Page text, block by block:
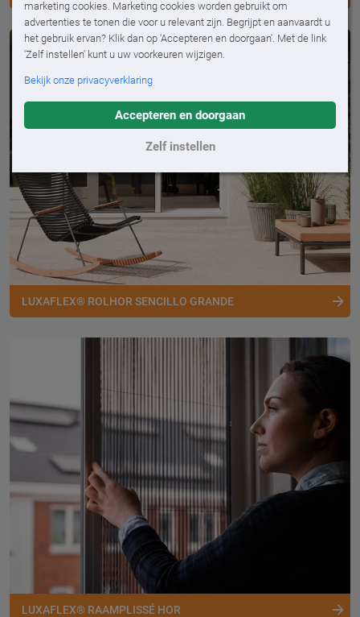
marketing cookies. Marketing cookies worden gebruikt om
advertenties te tonen die voor u relevant zijn. Begrijpt en aanvaardt u
het gebruik ervan? Klik dan op 'Accepteren en doorgaan'. Met de link
'Zelf instellen' kunt u uw voorkeuren wijzigen.
Bekijk onze privacyverklaring
Accepteren en doorgaan
Zelf instellen
LUXAFLEX® ROLHOR SENCILLO GRANDE
LUXAFLEX® RAAMPLISSÉ HOR